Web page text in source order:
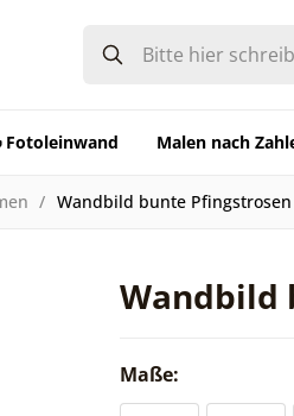
Fotoleinwand Malen nach
Wandbild bunte
Wandbild
Maße: